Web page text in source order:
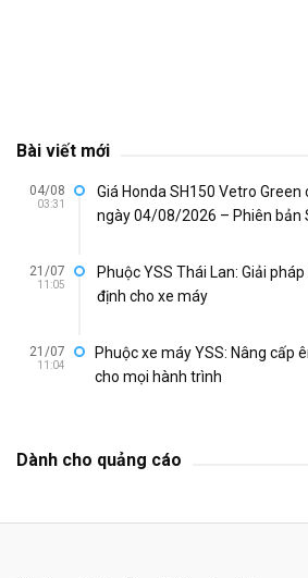
Bài viết mới
04/08
03:31
Giá Honda SH150 Vetro
ngày 04/08/2026 – Phiên bản
21/07
11:05
Phuộc YSS Thái Lan: Giải
định cho xe máy
21/07
11:04
Phuộc xe máy YSS: Nâng cấp
cho mọi hành trình
Dành cho quảng cáo